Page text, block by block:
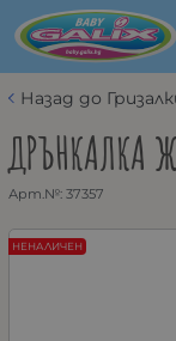
Назад до
ДРЪНКАЛКА
Арт.№: 37357
НЕНАЛИЧЕН